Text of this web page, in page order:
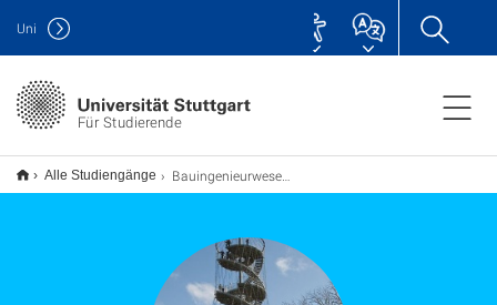
Für Studierende
Uni
Alle Studiengänge Bauingenieurwesen M.Sc.